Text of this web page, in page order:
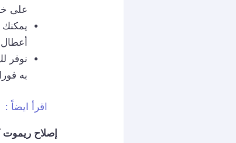
على
نوفر
به
اقرأ ايضاً :
إصلاح ريموت